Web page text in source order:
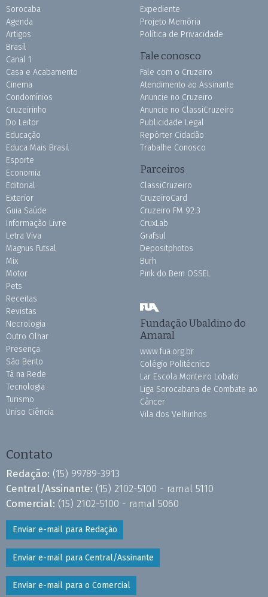
Sorocaba
Agenda
Artigos
Brasil
Canal 1
Casa e Acabamento
Cinema
Condomínios
Cruzeirinho
Do Leitor
Educação
Educa Mais Brasil
Esporte
Economia
Editorial
Exterior
Guia Saúde
Informação Livre
Letra Viva
Magnus Futsal
Mix
Motor
Pets
Receitas
Revistas
Necrologia
Outro Olhar
Presença
São Bento
Tá na Rede
Tecnologia
Turismo
Uniso Ciência
Expediente
Projeto Memória
Política de Privacidade
Fale conosco
Fale com o Cruzeiro
Atendimento ao Assinante
Anuncie no Cruzeiro
Anuncie no ClassiCruzeiro
Publicidade Legal
Repórter Cidadão
Trabalhe Conosco
Parceiros
ClassiCruzeiro
CruzeiroCard
Cruzeiro FM 92.3
CruxLab
Grafsul
Depositphotos
Burh
Pink do Bem OSSEL
Fundação Ubaldino do
Amaral
www.fua.org.br
Colégio Politécnico
Lar Escola Monteiro Lobato
Liga Sorocabana de Combate ao
Câncer
Vila dos Velhinhos
Contato
Redação: (15) 99789-3913
Central/Assinante: (15) 2102-5100 - ramal 5110
Comercial: (15) 2102-5100 - ramal 5060
Enviar e-mail para Redação
Enviar e-mail para Central/Assinante
Enviar e-mail para o Comercial